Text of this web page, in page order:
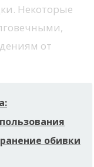
Некоторые
от
обивки